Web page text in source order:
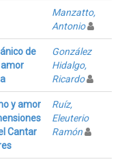
Manzatto,
Antonio
de
amor
González
Hidalgo,
Ricardo
y amor
Cantar
Ruíz,
Eleuterio
Ramón